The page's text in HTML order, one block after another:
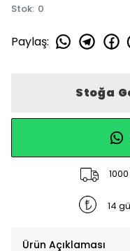
Stok: 0
Paylaş:
Stoğa
14
Ürün Açıklaması